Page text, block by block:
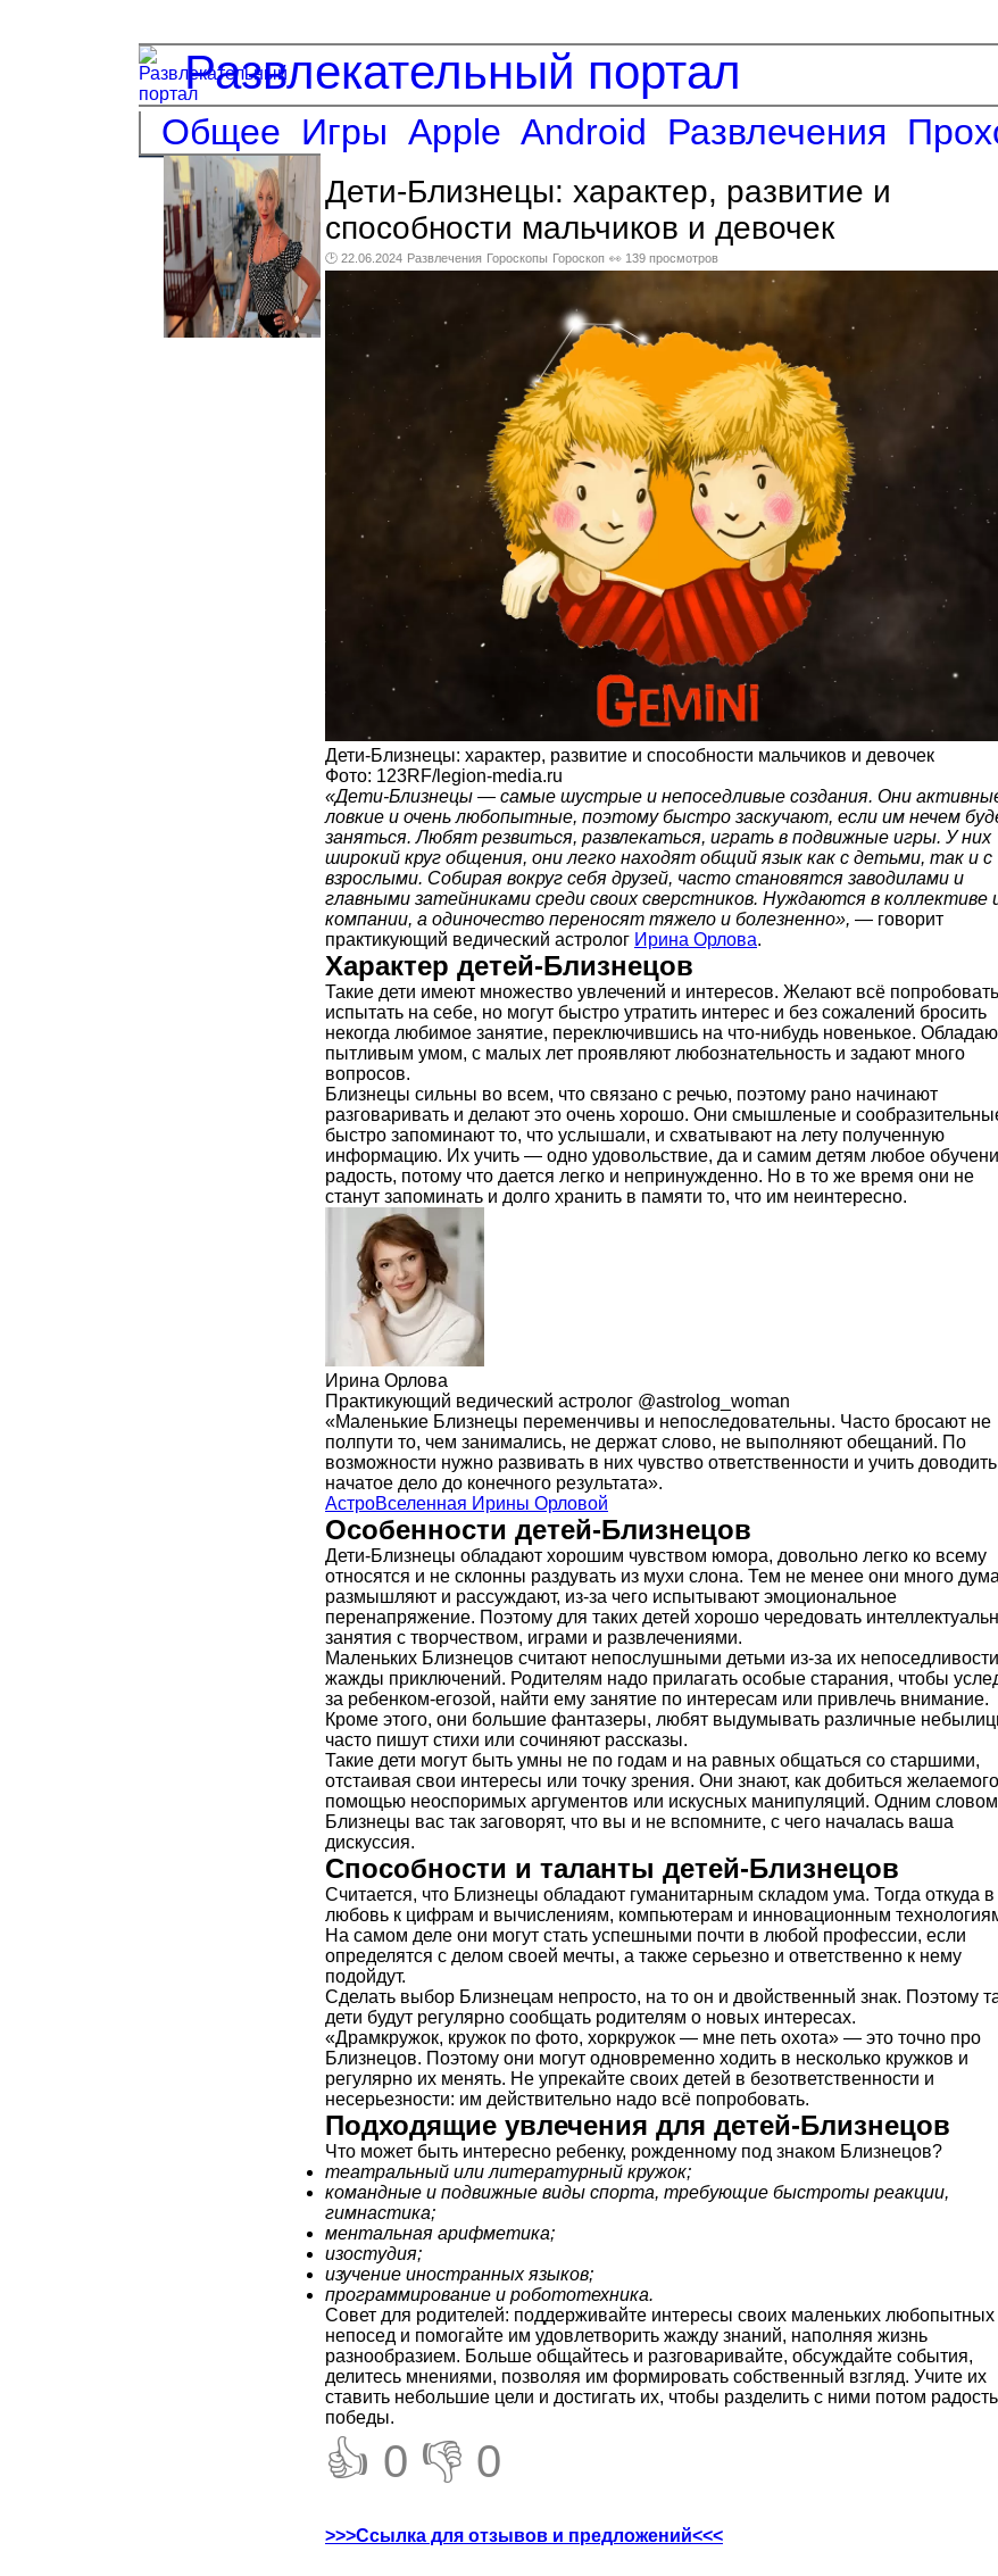
Развлекательный портал
Общее Игры Apple Android Развлечения
Дети-Близнецы: характер, развитие и
способности мальчиков и девочек
🕑 22.06.2024 Развлечения Гороскопы Гороскоп 👀 139 просмотров
Дети-Близнецы: характер, развитие и способности мальчиков и девочек
Фото: 123RF/legion-media.ru
«Дети-Близнецы — самые шустрые и непоседливые создания. Они
ловкие и очень любопытные, поэтому быстро заскучают, если им нечем
заняться. Любят резвиться, развлекаться, играть в подвижные игры. У них
широкий круг общения, они легко находят общий язык как с детьми, так и с
взрослыми. Собирая вокруг себя друзей, часто становятся заводилами и
главными затейниками среди своих сверстников. Нуждаются в коллективе
компании, а одиночество переносят тяжело и болезненно», — говорит
практикующий ведический астролог Ирина Орлова.
Характер детей-Близнецов
Такие дети имеют множество увлечений и интересов. Желают всё
испытать на себе, но могут быстро утратить интерес и без сожалений бросить
некогда любимое занятие, переключившись на что-нибудь новенькое.
пытливым умом, с малых лет проявляют любознательность и задают много
вопросов.
Близнецы сильны во всем, что связано с речью, поэтому рано начинают
разговаривать и делают это очень хорошо. Они смышленые и
быстро запоминают то, что услышали, и схватывают на лету полученную
информацию. Их учить — одно удовольствие, да и самим детям любое
радость, потому что дается легко и непринужденно. Но в то же время они не
станут запоминать и долго хранить в памяти то, что им неинтересно.
Ирина Орлова
Практикующий ведический астролог @astrolog_woman
«Маленькие Близнецы переменчивы и непоследовательны. Часто бросают не
полпути то, чем занимались, не держат слово, не выполняют обещаний. По
возможности нужно развивать в них чувство ответственности и учить доводить
начатое дело до конечного результата».
АстроВселенная Ирины Орловой
Особенности детей-Близнецов
Дети-Близнецы обладают хорошим чувством юмора, довольно легко ко всему
относятся и не склонны раздувать из мухи слона. Тем не менее они много
размышляют и рассуждают, из-за чего испытывают эмоциональное
перенапряжение. Поэтому для таких детей хорошо чередовать
занятия с творчеством, играми и развлечениями.
Маленьких Близнецов считают непослушными детьми из-за их
жажды приключений. Родителям надо прилагать особые старания, чтобы
за ребенком-егозой, найти ему занятие по интересам или привлечь внимание.
Кроме этого, они большие фантазеры, любят выдумывать различные
часто пишут стихи или сочиняют рассказы.
Такие дети могут быть умны не по годам и на равных общаться со старшими,
отстаивая свои интересы или точку зрения. Они знают, как добиться
помощью неоспоримых аргументов или искусных манипуляций. Одним
Близнецы вас так заговорят, что вы и не вспомните, с чего началась ваша
дискуссия.
Способности и таланты детей-Близнецов
Считается, что Близнецы обладают гуманитарным складом ума. Тогда откуда в
любовь к цифрам и вычислениям, компьютерам и инновационным
На самом деле они могут стать успешными почти в любой профессии, если
определятся с делом своей мечты, а также серьезно и ответственно к нему
подойдут.
Сделать выбор Близнецам непросто, на то он и двойственный знак. Поэтому
дети будут регулярно сообщать родителям о новых интересах.
«Драмкружок, кружок по фото, хоркружок — мне петь охота» — это точно про
Близнецов. Поэтому они могут одновременно ходить в несколько кружков и
регулярно их менять. Не упрекайте своих детей в безответственности и
несерьезности: им действительно надо всё попробовать.
Подходящие увлечения для детей-Близнецов
Что может быть интересно ребенку, рожденному под знаком Близнецов?
театральный или литературный кружок;
командные и подвижные виды спорта, требующие быстроты реакции,
гимнастика;
ментальная арифметика;
изостудия;
изучение иностранных языков;
программирование и робототехника.
Совет для родителей: поддерживайте интересы своих маленьких любопытных
непосед и помогайте им удовлетворить жажду знаний, наполняя жизнь
разнообразием. Больше общайтесь и разговаривайте, обсуждайте события,
делитесь мнениями, позволяя им формировать собственный взгляд. Учите их
ставить небольшие цели и достигать их, чтобы разделить с ними потом радость
победы.
👍 0 👎 0
>>>Ссылка для отзывов и предложений<<<